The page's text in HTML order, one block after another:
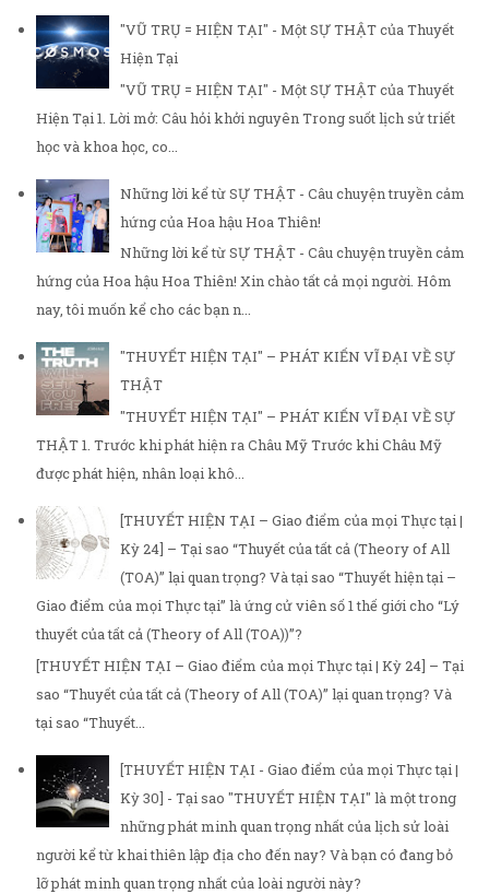
"VŨ TRỤ = HIỆN TẠI" - Một SỰ THẬT của Thuyết
Hiện Tại
"VŨ TRỤ = HIỆN TẠI" - Một SỰ THẬT của Thuyết
Hiện Tại 1. Lời mở: Câu hỏi khởi nguyên Trong suốt lịch sử triết
học và khoa học, co...
Những lời kể từ SỰ THẬT - Câu chuyện truyền cảm
hứng của Hoa hậu Hoa Thiên!
Những lời kể từ SỰ THẬT - Câu chuyện truyền cảm
hứng của Hoa hậu Hoa Thiên! Xin chào tất cả mọi người. Hôm
nay, tôi muốn kể cho các bạn n...
"THUYẾT HIỆN TẠI" – PHÁT KIẾN VĨ ĐẠI VỀ SỰ
THẬT
"THUYẾT HIỆN TẠI" – PHÁT KIẾN VĨ ĐẠI VỀ SỰ
THẬT 1. Trước khi phát hiện ra Châu Mỹ Trước khi Châu Mỹ
được phát hiện, nhân loại khô...
[THUYẾT HIỆN TẠI – Giao điểm của mọi Thực tại |
Kỳ 24] – Tại sao “Thuyết của tất cả (Theory of All
(TOA)” lại quan trọng? Và tại sao “Thuyết hiện tại –
Giao điểm của mọi Thực tại” là ứng cử viên số 1 thế giới cho “Lý
thuyết của tất cả (Theory of All (TOA))”?
[THUYẾT HIỆN TẠI – Giao điểm của mọi Thực tại | Kỳ 24] – Tại
sao “Thuyết của tất cả (Theory of All (TOA)” lại quan trọng? Và
tại sao “Thuyết...
[THUYẾT HIỆN TẠI - Giao điểm của mọi Thực tại |
Kỳ 30] - Tại sao "THUYẾT HIỆN TẠI" là một trong
những phát minh quan trọng nhất của lịch sử loài
người kể từ khai thiên lập địa cho đến nay? Và bạn có đang bỏ
lỡ phát minh quan trọng nhất của loài người này?